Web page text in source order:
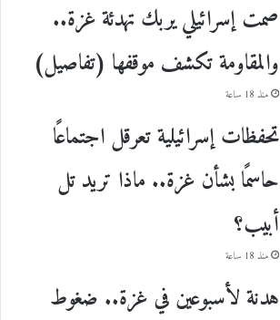
صمت إسرائيلي يربك تهدئة غزة..
والمقاومة تكشف موقفها (تفاصيل)
منذ 18 ساعة
تحفظات إسرائيلية تعرقل اجتماعًا
حاسمًا بشأن غزة.. ماذا تريد تل
أبيب؟
منذ 18 ساعة
هدنة لأسبوعين في غزة.. ضغوط